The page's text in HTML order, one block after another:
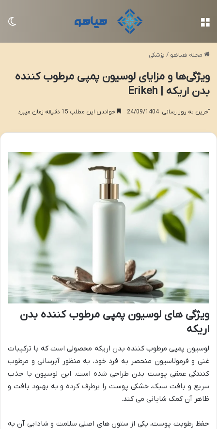
مجله هیاهو / پزشکی
ویژگی‌ها و مزایای لوسیون پمپی مرطوب کننده
بدن اریکه | Erikeh
آخرین به روز رسانی: 24/09/1404 خواندن این مطلب 15 دقیقه زمان میبرد
ویژگی های لوسیون پمپی مرطوب کننده بدن
اریکه
لوسیون پمپی مرطوب کننده بدن اریکه محصولی است که با ترکیبات
غنی و فرمولاسیون منحصر به فرد خود، به منظور آبرسانی و مرطوب
کنندگی عمقی پوست بدن طراحی شده است. این لوسیون با جذب
سریع و بافت سبک، خشکی پوست را برطرف کرده و به بهبود بافت و
ظاهر آن کمک شایانی می کند.
حفظ رطوبت پوست، یکی از ستون های اصلی سلامت و شادابی آن به